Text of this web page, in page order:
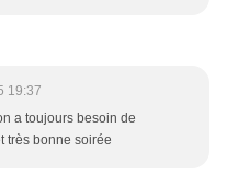
19:37
a toujours besoin de
très bonne soirée